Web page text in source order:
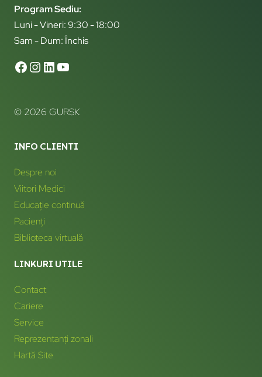
Program Sediu:
Luni - Vineri: 9:30 - 18:00
Sam - Dum: Închis
© 2026 GURSK
INFO CLIENTI
Despre noi
Viitori Medici
Educație continuă
Pacienți
Biblioteca virtuală
LINKURI UTILE
Contact
Cariere
Service
Reprezentanți zonali
Hartă Site